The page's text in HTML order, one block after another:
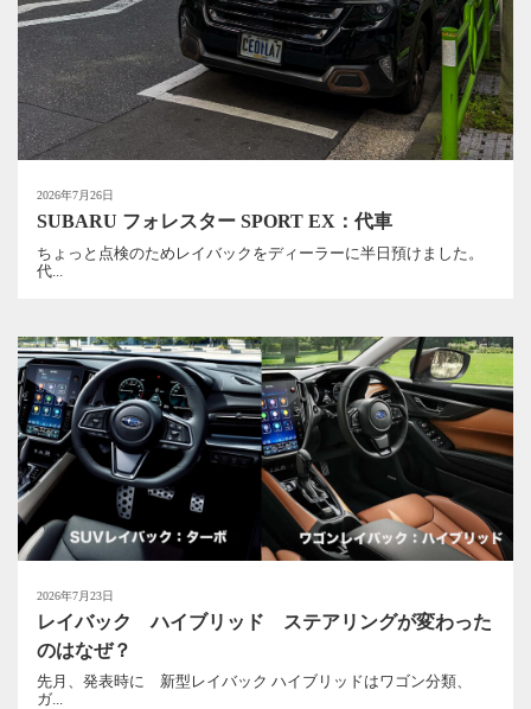
2026年7月26日
SUBARU フォレスター SPORT EX：代車
ちょっと点検のためレイバックをディーラーに半日預けました。
代...
2026年7月23日
レイバック ハイブリッド ステアリングが変わった
のはなぜ？
先月、発表時に 新型レイバック ハイブリッドはワゴン分類、
ガ...